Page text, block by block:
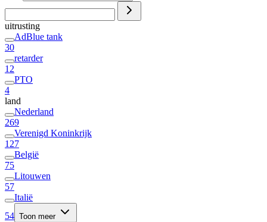
uitrusting
AdBlue tank
30
retarder
12
PTO
4
land
Nederland
269
Verenigd Koninkrijk
127
België
75
Litouwen
57
Italië
54 Toon meer